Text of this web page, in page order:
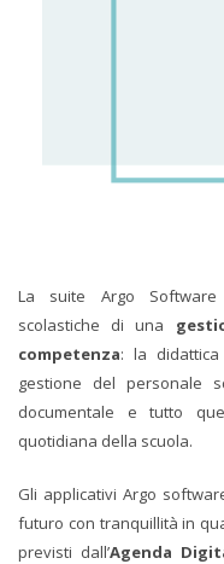
La suite Argo Software
scolastiche di una
competenza: la didattica
gestione del personale
documentale e tutto
quotidiana della scuola.
Gli applicativi Argo
futuro con tranquillità in
previsti dall’Agenda